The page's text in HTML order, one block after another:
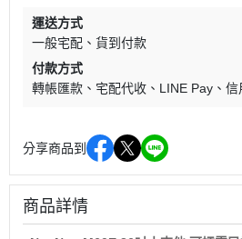
運送方式
一般宅配
貨到付款
付款方式
轉帳匯款
宅配代收 LINE Pay 信
分享商品到
商品詳情